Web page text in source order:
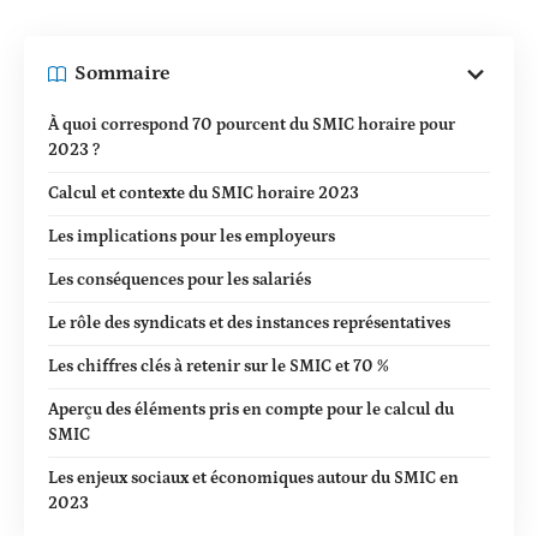
Sommaire
À quoi correspond 70 pourcent du SMIC horaire pour
2023 ?
Calcul et contexte du SMIC horaire 2023
Les implications pour les employeurs
Les conséquences pour les salariés
Le rôle des syndicats et des instances représentatives
Les chiffres clés à retenir sur le SMIC et 70 %
Aperçu des éléments pris en compte pour le calcul du
SMIC
Les enjeux sociaux et économiques autour du SMIC en
2023